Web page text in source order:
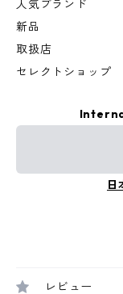
人気ブランド
新品
取扱店
セレクトショップ
日
レビュー